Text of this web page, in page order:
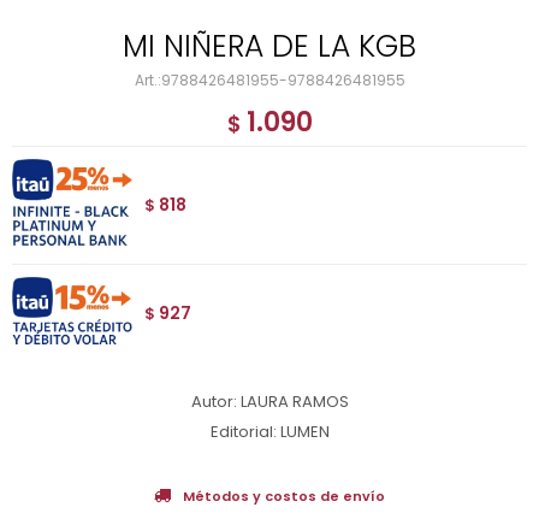
MI NIÑERA DE LA KGB
9788426481955-9788426481955
$ 1.090
$ 818
$ 927
Autor: LAURA RAMOS
Editorial: LUMEN
Métodos y costos de envío